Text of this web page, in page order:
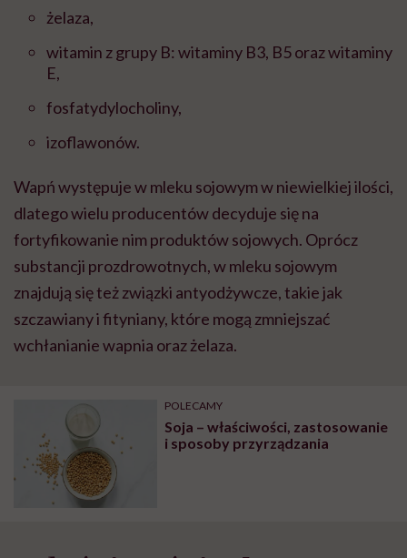
żelaza,
witamin z grupy B: witaminy B3, B5 oraz witaminy
E,
fosfatydylocholiny,
izoflawonów.
Wapń występuje w mleku sojowym w niewielkiej ilości,
dlatego wielu producentów decyduje się na
fortyfikowanie nim produktów sojowych. Oprócz
substancji prozdrowotnych, w mleku sojowym
znajdują się też związki antyodżywcze, takie jak
szczawiany i fityniany, które mogą zmniejszać
wchłanianie wapnia oraz żelaza.
POLECAMY
Soja – właściwości, zastosowanie
i sposoby przyrządzania